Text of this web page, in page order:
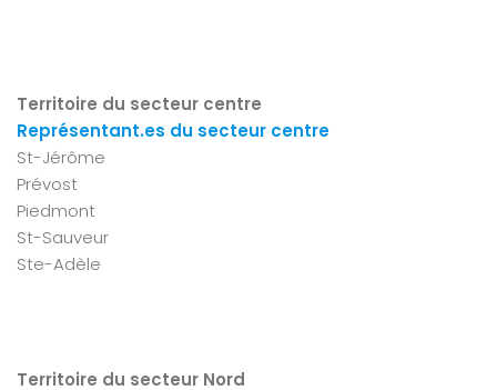
Territoire du secteur centre
Représentant.es du secteur centre
St-Jérôme
Prévost
Piedmont
St-Sauveur
Ste-Adèle
Territoire du secteur Nord